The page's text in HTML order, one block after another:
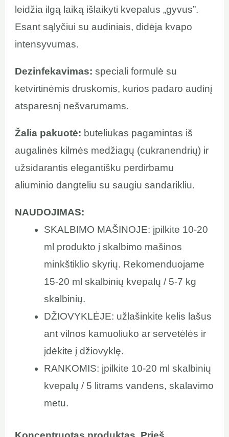
leidžia ilgą laiką išlaikyti kvepalus „gyvus”.
Esant sąlyčiui su audiniais, didėja kvapo
intensyvumas.
Dezinfekavimas: speciali formulė su
ketvirtinėmis druskomis, kurios padaro audinį
atsparesnį nešvarumams.
Žalia pakuotė: buteliukas pagamintas iš
augalinės kilmės medžiagų (cukranendrių) ir
užsidarantis elegantišku perdirbamu
aliuminio dangteliu su saugiu sandarikliu.
NAUDOJIMAS:
SKALBIMO MAŠINOJE: įpilkite 10-20
ml produkto į skalbimo mašinos
minkštiklio skyrių. Rekomenduojame
15-20 ml skalbinių kvepalų / 5-7 kg
skalbinių.
DŽIOVYKLĖJE: užlašinkite kelis lašus
ant vilnos kamuoliuko ar servetėlės ir
įdėkite į džiovyklę.
RANKOMIS: įpilkite 10-20 ml skalbinių
kvepalų / 5 litrams vandens, skalavimo
metu.